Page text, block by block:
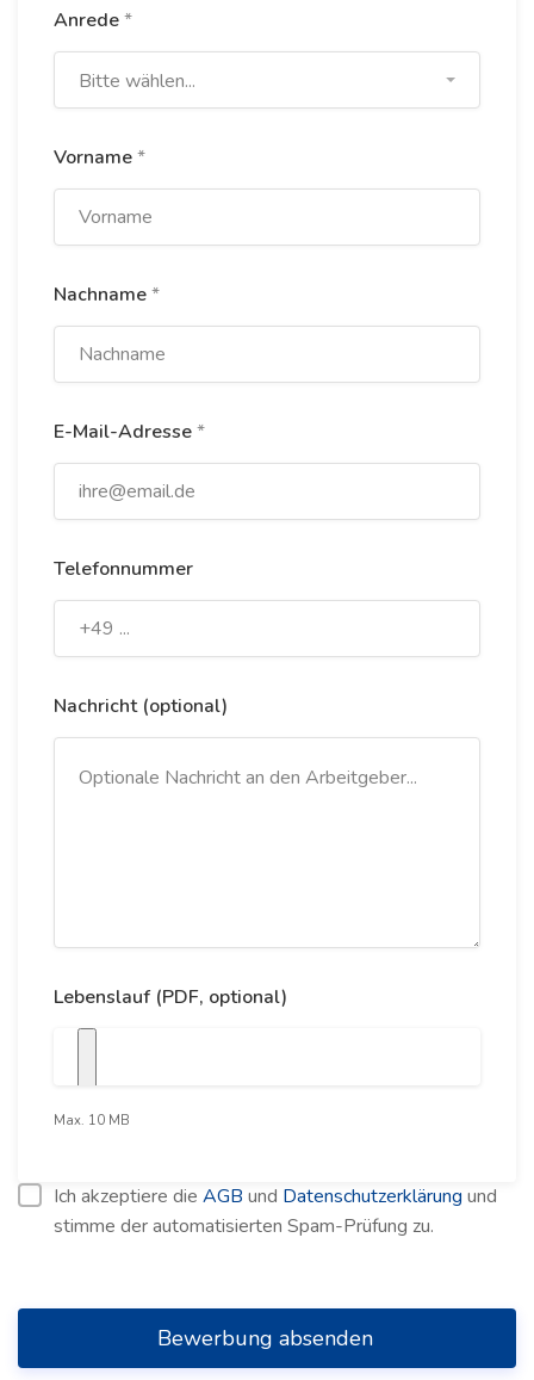
Anrede*
Bitte wählen...
Vorname*
Nachname*
E-Mail-Adresse*
Telefonnummer
Nachricht (optional)
Lebenslauf (PDF, optional)
Max. 10 MB
Ich akzeptiere die AGB und Datenschutzerklärung und
stimme der automatisierten Spam-Prüfung zu.
Bewerbung absenden